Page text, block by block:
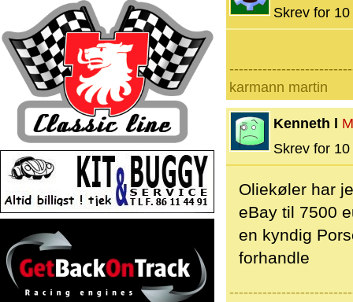
Skrev for
karmann martin
Kenneth l
Skrev for
Oliekøler har
eBay til 7500
en kyndig
forhandle